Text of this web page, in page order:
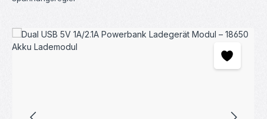
Bildergalerie überspringen